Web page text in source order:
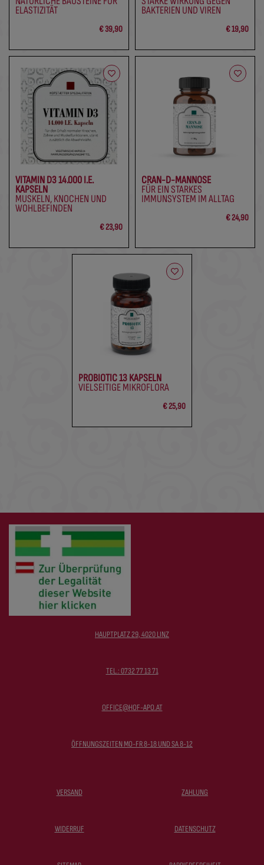
ELASTIZITÄT
€ 39,90
BAKTERIEN UND VIREN
€ 19,90
VITAMIN D3 14.000 I.E.
KAPSELN
MUSKELN, KNOCHEN UND
WOHLBEFINDEN
€ 23,90
CRAN-D-MANNOSE
FÜR EIN STARKES
IMMUNSYSTEM IM ALLTAG
€ 24,90
PROBIOTIC 13 KAPSELN
VIELSEITIGE MIKROFLORA
€ 25,90
HAUPTPLATZ 29, 4020 LINZ
TEL.: 0732 77 13 71
OFFICE@HOF-APO.AT
ÖFFNUNGSZEITEN MO-FR 8-18 UND SA 8-12
VERSAND ZAHLUNG
WIDERRUF DATENSCHUTZ